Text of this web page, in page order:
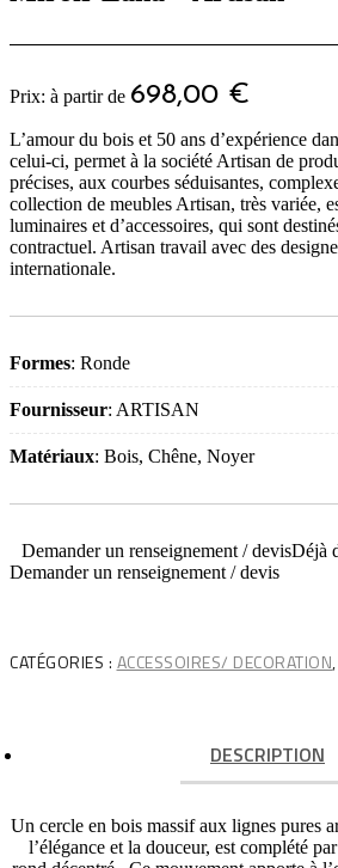
698,00 €
L’amour du bois et 50 ans d’expérience
celui-ci, permet à la société Artisan de
précises, aux courbes séduisantes,
collection de meubles Artisan, très variée,
luminaires et d’accessoires, qui sont
contractuel. Artisan travail avec des
internationale.
Formes: Ronde
Fournisseur: ARTISAN
Matériaux: Bois, Chêne, Noyer
Demander un renseignement / devisDéjà
Demander un renseignement / devis
CATÉGORIES : ACCESSOIRES/ DECORATION,
DESCRIPTION
Un cercle en bois massif aux lignes pures
l’élégance et la douceur, est complété